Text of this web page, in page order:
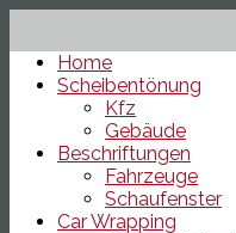
Home
Scheibentönung
Kfz
Gebäude
Beschriftungen
Fahrzeuge
Schaufenster
Car Wrapping